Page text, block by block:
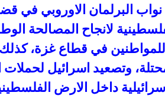
البرلمان الاوروبي في
لانجاح المصالحة
في قطاع غزة،
وتصعيد اسرائيل لحملات
داخل الارض